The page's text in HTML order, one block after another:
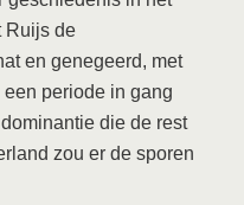
Ruijs de
en genegeerd, met
periode in gang
die de rest
zou er de sporen